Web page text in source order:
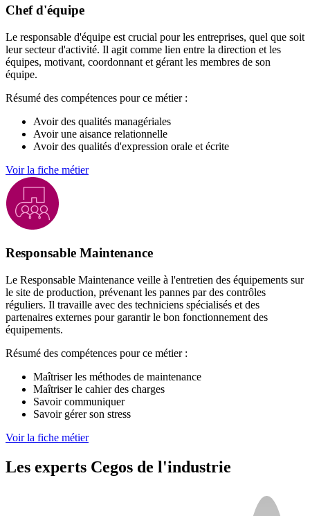
Chef d'équipe
Le responsable d'équipe est crucial pour les entreprises, quel que soit
leur secteur d'activité. Il agit comme lien entre la direction et les
équipes, motivant, coordonnant et gérant les membres de son
équipe.
Résumé des compétences pour ce métier :
Avoir des qualités managériales
Avoir une aisance relationnelle
Avoir des qualités d'expression orale et écrite
Voir la fiche métier
Responsable Maintenance
Le Responsable Maintenance veille à l'entretien des équipements sur
le site de production, prévenant les pannes par des contrôles
réguliers. Il travaille avec des techniciens spécialisés et des
partenaires externes pour garantir le bon fonctionnement des
équipements.
Résumé des compétences pour ce métier :
Maîtriser les méthodes de maintenance
Maîtriser le cahier des charges
Savoir communiquer
Savoir gérer son stress
Voir la fiche métier
Les experts Cegos de l'industrie